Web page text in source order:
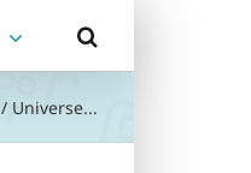
/ Universe...